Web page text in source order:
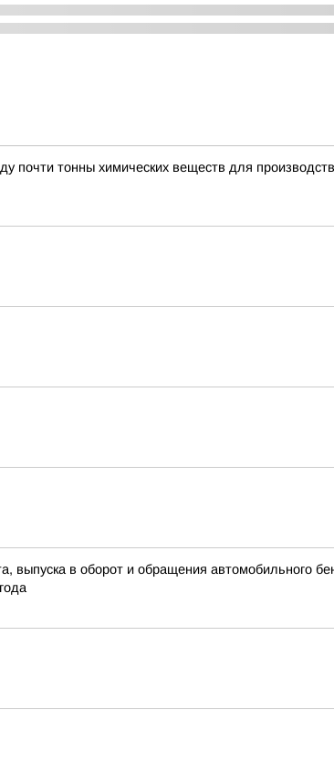
почти тонны химических веществ для
выпуска в оборот и обращения автомобильного